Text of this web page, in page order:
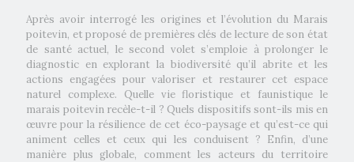
Après avoir interrogé les origines et l’évolution du Marais
poitevin, et proposé de premières clés de lecture de son état
de santé actuel, le second volet s’emploie à prolonger le
diagnostic en explorant la biodiversité qu’il abrite et les
actions engagées pour valoriser et restaurer cet espace
naturel complexe. Quelle vie floristique et faunistique le
marais poitevin recèle-t-il ? Quels dispositifs sont-ils mis en
œuvre pour la résilience de cet éco-paysage et qu’est-ce qui
animent celles et ceux qui les conduisent ? Enfin, d’une
manière plus globale, comment les acteurs du territoire